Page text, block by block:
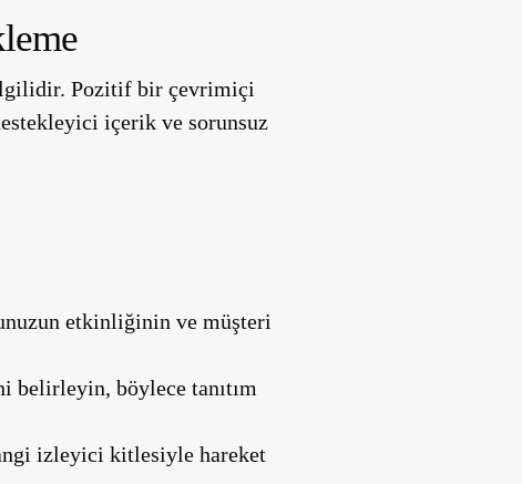
ilgilidir. Pozitif bir çevrimiçi
içerik ve sorunsuz
etkinliğinin ve müşteri
belirleyin, böylece tanıtım
izleyici kitlesiyle hareket